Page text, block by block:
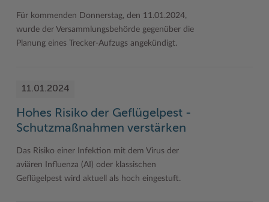
Für kommenden Donnerstag, den 11.01.2024,
wurde der Versammlungsbehörde gegenüber die
Planung eines Trecker-Aufzugs angekündigt.
11.01.2024
Hohes Risiko der Geflügelpest -
Schutzmaßnahmen verstärken
Das Risiko einer Infektion mit dem Virus der
aviären Influenza (AI) oder klassischen
Geflügelpest wird aktuell als hoch eingestuft.